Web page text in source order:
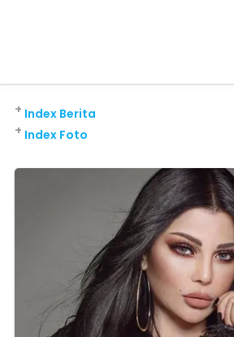
Index Berita
+
Index Foto
+